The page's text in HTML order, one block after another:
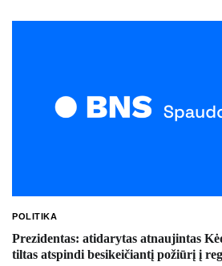
POLITIKA
Prezidentas: atidarytas atnaujintas
tiltas atspindi besikeičiantį požiūrį į